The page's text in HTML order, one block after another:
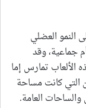
النمو العضلي
جماعية، وقد
تمارس إما
التي كانت مساحة
العامة.